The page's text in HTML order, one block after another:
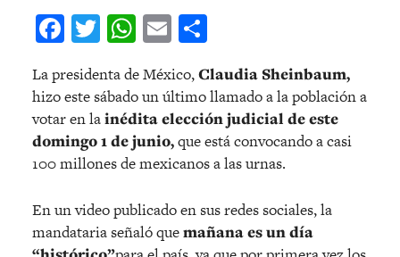
Facebook
Twitter
WhatsApp
Email
La presidenta de México,Claudia Sheinbaum,
hizo este sábado un último llamado a la población a
votar en lainédita elección judicial de este
domingo 1 de junio,que está convocando a casi
100 millones de mexicanos a las urnas.
En un video publicado en sus redes sociales, la
mandataria señaló quemañana es un día